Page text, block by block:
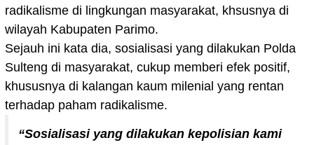
radikalisme di lingkungan masyarakat, khsusnya di
wilayah Kabupaten Parimo.
Sejauh ini kata dia, sosialisasi yang dilakukan Polda
Sulteng di masyarakat, cukup memberi efek positif,
khususnya di kalangan kaum milenial yang rentan
terhadap paham radikalisme.
“Sosialisasi yang dilakukan kepolisian kami